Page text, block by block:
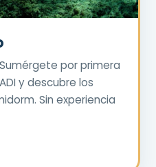
por primera
y descubre los
Sin experiencia